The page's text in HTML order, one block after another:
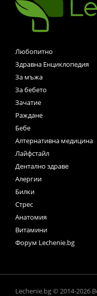
Любопитно
Здравна Енциклопедия
За мъжа
За бебето
Зачатие
Раждане
Бебе
Алтернативна медицина
Лайфстайл
Дентално здраве
Алергии
Билки
Стрес
Анатомия
Витамини
Форум Lechenie.bg
Lechenie.bg © 2014-2026